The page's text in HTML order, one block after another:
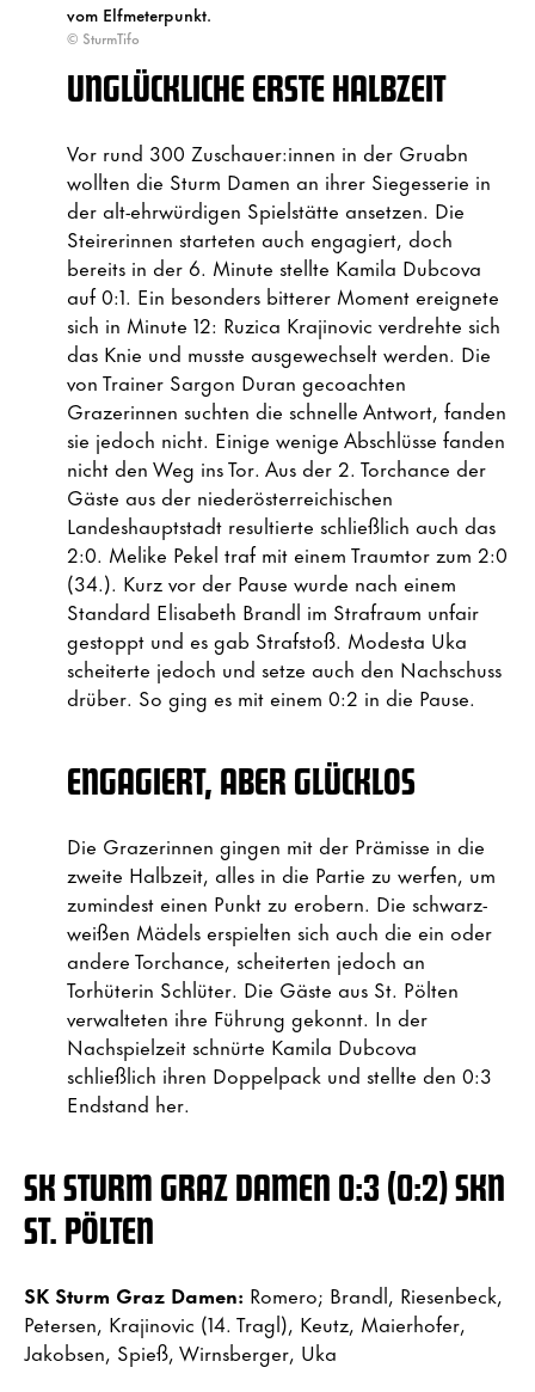
vom Elfmeterpunkt.
© SturmTifo
UNGLÜCKLICHE ERSTE HALBZEIT
Vor rund 300 Zuschauer:innen in der Gruabn
wollten die Sturm Damen an ihrer Siegesserie in
der alt-ehrwürdigen Spielstätte ansetzen. Die
Steirerinnen starteten auch engagiert, doch
bereits in der 6. Minute stellte Kamila Dubcova
auf 0:1. Ein besonders bitterer Moment ereignete
sich in Minute 12: Ruzica Krajinovic verdrehte sich
das Knie und musste ausgewechselt werden. Die
von Trainer Sargon Duran gecoachten
Grazerinnen suchten die schnelle Antwort, fanden
sie jedoch nicht. Einige wenige Abschlüsse fanden
nicht den Weg ins Tor. Aus der 2. Torchance der
Gäste aus der niederösterreichischen
Landeshauptstadt resultierte schließlich auch das
2:0. Melike Pekel traf mit einem Traumtor zum 2:0
(34.). Kurz vor der Pause wurde nach einem
Standard Elisabeth Brandl im Strafraum unfair
gestoppt und es gab Strafstoß. Modesta Uka
scheiterte jedoch und setze auch den Nachschuss
drüber. So ging es mit einem 0:2 in die Pause.
ENGAGIERT, ABER GLÜCKLOS
Die Grazerinnen gingen mit der Prämisse in die
zweite Halbzeit, alles in die Partie zu werfen, um
zumindest einen Punkt zu erobern. Die schwarz-
weißen Mädels erspielten sich auch die ein oder
andere Torchance, scheiterten jedoch an
Torhüterin Schlüter. Die Gäste aus St. Pölten
verwalteten ihre Führung gekonnt. In der
Nachspielzeit schnürte Kamila Dubcova
schließlich ihren Doppelpack und stellte den 0:3
Endstand her.
SK STURM GRAZ DAMEN 0:3 (0:2) SKN
ST. PÖLTEN
SK Sturm Graz Damen: Romero; Brandl, Riesenbeck,
Petersen, Krajinovic (14. Tragl), Keutz, Maierhofer,
Jakobsen, Spieß, Wirnsberger, Uka